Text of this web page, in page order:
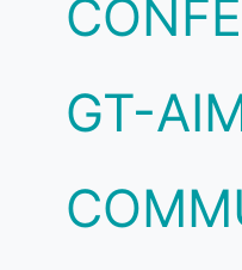
GT-